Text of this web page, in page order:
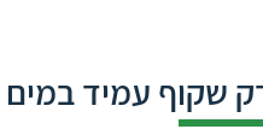
עמיד במים 5 *7 סמ